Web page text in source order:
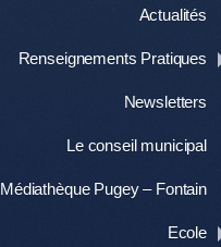
Actualités
Renseignements Pratiques
Newsletters
Le conseil municipal
Médiathèque Pugey – Fontain
Ecole